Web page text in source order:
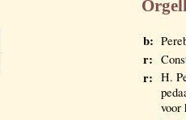
b:
r:
r: H.
voor